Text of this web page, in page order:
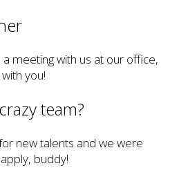
meeting with us at our office,
you!
team?
new talents and we were
buddy!